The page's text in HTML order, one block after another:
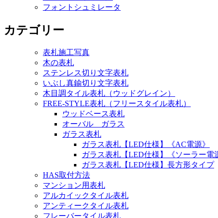
フォントシュミレータ
カテゴリー
表札施工写真
木の表札
ステンレス切り文字表札
いぶし真鍮切り文字表札
木目調タイル表札（ウッドグレイン）
FREE-STYLE表札（フリースタイル表札）
ウッドベース表札
オーバル ガラス
ガラス表札
ガラス表札【LED仕様】《AC電源》
ガラス表札【LED仕様】《ソーラー電
ガラス表札【LED仕様】長方形タイプ
HAS取付方法
マンション用表札
アルカイックタイル表札
アンティークタイル表札
フレーバータイル表札